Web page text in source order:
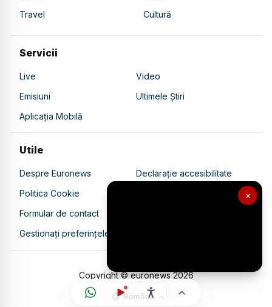
×
Travel
Cultură
Servicii
Live
Video
Emisiuni
Ultimele Știri
Aplicația Mobilă
Utile
Despre Euronews
Declarație accesibilitate
Politica Cookie
Politica de confidențialitate
Formular de contact
Gestionați preferințele
Copyright © euronews2026
Română